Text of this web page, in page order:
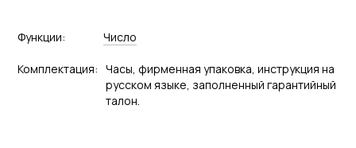
Функции: Число
Комплектация: Часы, фирменная упаковка, инструкция на
русском языке, заполненный гарантийный
талон.